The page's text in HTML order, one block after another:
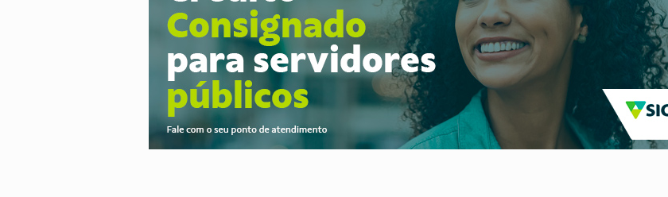
ALIANÇA PODEROSA: Chapa vitaminada pode alcançar larga e boa vantagem para deputados
SÃO PAULO:PM abre concurso público com 2.000 vagas para aluno-soldado
CINEAMAZÔNIA: Filmes rondonienses provocam debate sobre temas urgentes entre estudantes
Publicação Legal:AVISO DE LICITAÇÃO: PREGÃO ELETRÔNICO Nº 90136/2026/SUPEL/RO
RUA DAS PENHAS:MPRO promove intervenção artística pelos direitos das mulheres